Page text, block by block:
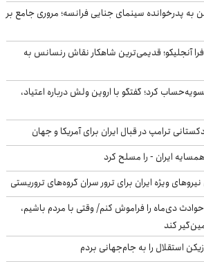
به پدرخوانده سینمای جنایی فرانسه؛ مروری جامع بر
آنجلیکو؛ قدیمی‌ترین شاهکار نقاش رنسانس به
کرد؛ گفتگو با اروین ولش درباره اعتیاد،
ترامپ در قبال ایران برای آمریکا و جهان
ایران - را مسلح کرد
ویژه ایران برای ترور سران گروه‌های تروریستی
دی‌ماه را فراموش کنم/ وقتی با مردم باشیم،
کند
استقلال را به جام‌جهانی بردم